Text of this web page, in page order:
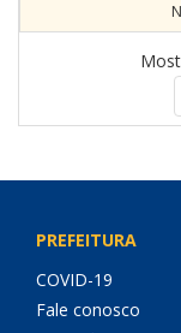
PREFEITURA
COVID-19
Fale conosco